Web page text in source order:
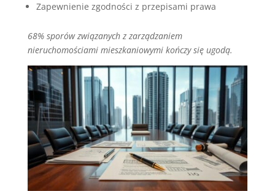
Zapewnienie zgodności z przepisami prawa
68% sporów związanych z zarządzaniem
nieruchomościami mieszkaniowymi kończy się ugodą.